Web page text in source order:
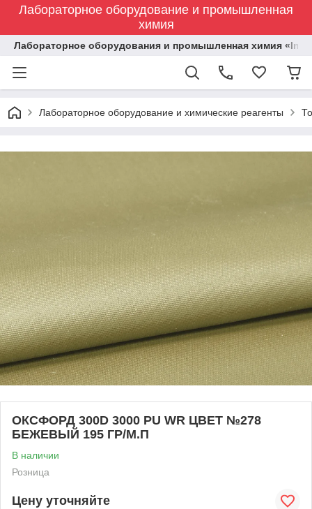
Лабораторное оборудование и промышленная
химия
Лабораторное оборудования и промышленная химия
Лабораторное оборудование и химические реагенты
ОКСФОРД 300D 3000 PU WR ЦВЕТ №278
БЕЖЕВЫЙ 195 ГР/М.П
В наличии
Розница
Цену уточняйте